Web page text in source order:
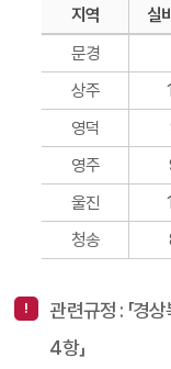
지역 실
문경
상주
영덕
영주
울진
청송
관련규정 : 「경
4항」